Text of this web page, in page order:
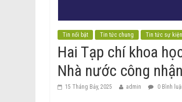
Tin nổi bật Tin tức chung Tin tức sự kiện
Hai Tạp chí khoa
Nhà nước công
15 Tháng Bảy, 2025 admin 0 Bình